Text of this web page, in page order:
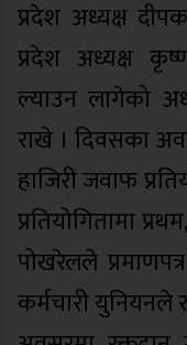
प्रदेश अध्यक्ष दीपक
प्रदेश अध्यक्ष
ल्याउन लागेको
राखे । दिवसका
हाजिरी जवाफ
प्रतियोगितामा
पोखरेलले
कर्मचारी युनियनले